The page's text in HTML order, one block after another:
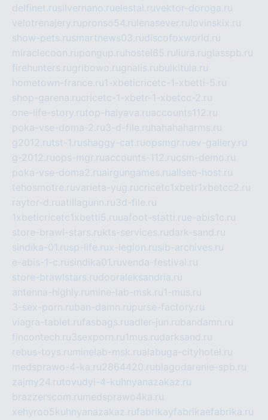
delfinet.rusilvernano.ruelestal.ruvektor-doroga.ru
velotrenajery.rupronso54.ru lenasever.ru lovinskix.ru
show-pets.rusmartnews03.rudiscofoxworld.ru
miraclecoon.rupongup.ru hostel65.ru liura.ruglasspb.ru
firehunters.rugribowo.rugnalis.rubulkitula.ru
hometown-france.ru1-xbeticricetc-1-xbetti-5.ru
shop-garena.rucricetc-1-xbetr-1-xbetcc-2.ru
one-life-story.rutop-halyava.ruaccounts112.ru
poka-vse-doma-2.ru3-d-file.ru hahahaharms.ru
g2012.rutst-1.rushaggy-cat.ruopsmgr.ruev-gallery.ru
g-2012.ruops-mgr.ruaccounts-112.rucsm-demo.ru
poka-vse-doma2.ruairgungames.ruallseo-host.ru
tehosmotre.ruvarieta-yug.rucricetc1xbetr1xbetcc2.ru
raytor-d.ruatillagunn.ru3d-file.ru
1xbeticricetc1xbetti5.ruuafoot-statti.rue-abis1c.ru
store-brawl-stars.rukts-services.rudark-sand.ru
sindika-01.rusp-life.rux-legion.rusib-archives.ru
e-abis-1-c.rusindika01.ruvenda-festival.ru
store-brawlstars.rudooraleksandria.ru
antenna-highly.ru mine-lab-msk.ru1-mus.ru
3-sex-porn.ruban-damn.rupurse-factory.ru
viagra-tablet.rufasbags.ruadler-jun.rubandamn.ru
fincontech.ru3sexporn.ru1mus.rudarksand.ru
rebus-toys.ru minelab-msk.rualabuga-cityhotel.ru
medsprawo-4-ka.ru2864420.rublagodarenie-spb.ru
zajmy24.rutovudyi-4-kuhnyanazakaz.ru
brazzerscom.ru medsprawo4ka.ru
xehyroo5kuhnyanazakaz.rufabrikayfabrikaefabrika.ru